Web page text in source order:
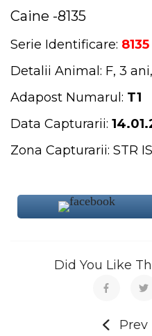
Caine -8135
Serie Identificare: 8135
Detalii Animal: F, 3
Adapost Numarul: T1
Data Capturarii:
Zona Capturarii: STR
Did You Like
Prev